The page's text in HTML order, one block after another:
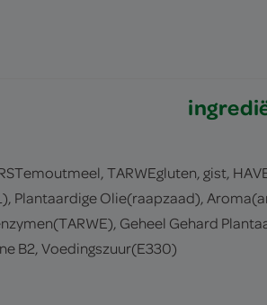
TARWEgluten, gist,
Plantaardige Olie(raapzaad),
Geheel Gehard
B2, Voedingszuur(E330)